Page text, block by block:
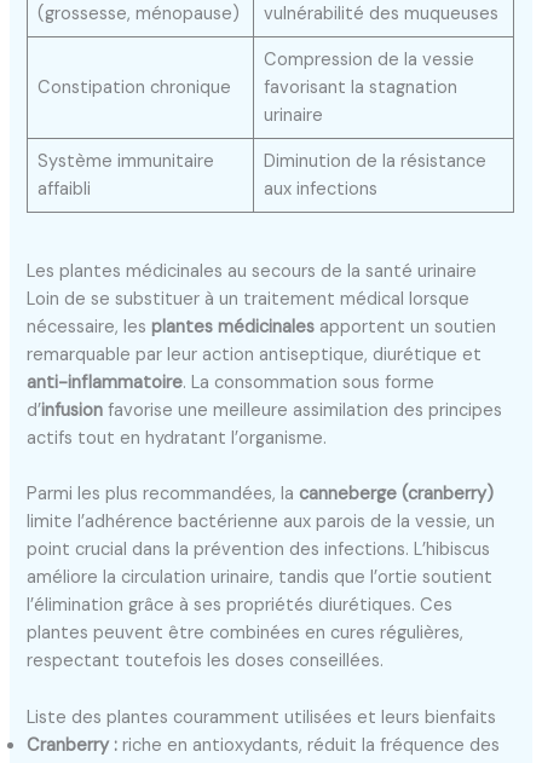
(grossesse, ménopause)
vulnérabilité des muqueuses
Constipation chronique
Compression de la vessie
favorisant la stagnation
urinaire
Système immunitaire
affaibli
Diminution de la résistance
aux infections
Les plantes médicinales au secours de la santé urinaire
Loin de se substituer à un traitement médical lorsque
nécessaire, lesplantes médicinales apportent un soutien
remarquable par leur action antiseptique, diurétique et
anti-inflammatoire. La consommation sous forme
d’infusion favorise une meilleure assimilation des principes
actifs tout en hydratant l’organisme.
Parmi les plus recommandées, la canneberge (cranberry)
limite l’adhérence bactérienne aux parois de la vessie, un
point crucial dans la prévention des infections. L’hibiscus
améliore la circulation urinaire, tandis que l’ortie soutient
l’élimination grâce à ses propriétés diurétiques. Ces
plantes peuvent être combinées en cures régulières,
respectant toutefois les doses conseillées.
Liste des plantes couramment utilisées et leurs bienfaits
Cranberry : riche en antioxydants, réduit la fréquence des